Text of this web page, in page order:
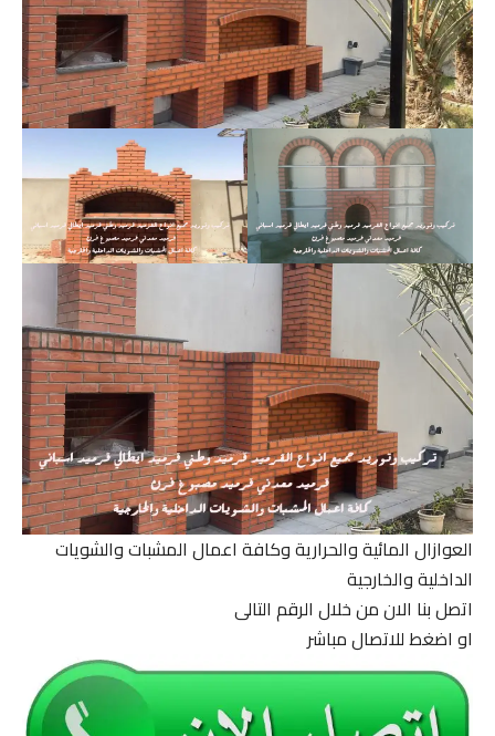
العوازال المائية والحرارية وكافة اعمال المشبات والشويات
الداخلية والخارجية
اتصل بنا الان من خلال الرقم التالى
او اضغط للاتصال مباشر